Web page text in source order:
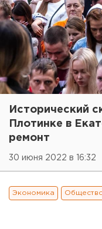
Исторический
Плотинке в
ремонт
30 июня 2022 в 16:32
Экономика